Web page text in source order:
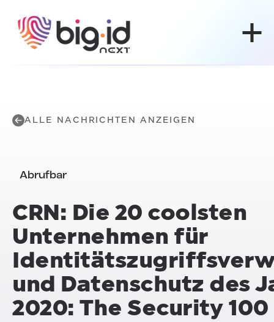
ALLE NACHRICHTEN ANZEIGEN
Abrufbar
CRN: Die 20 coolsten
Unternehmen für
und Datenschutz des
2020: The Security 100